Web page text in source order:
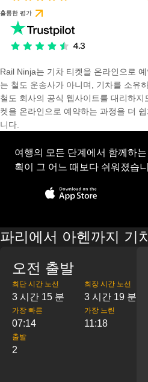
훌륭한 평가
Rail Ninja는 기차 티켓을 온라인으로
는 철도 운송사가 아니며, 기차를 소유
철도 회사의 공식 웹사이트를 대리하
켓을 온라인으로 예약하는 과정을 더
니다.
여행의 모든 단계에서 함께하
획이 그 어느 때보다 쉬워졌습
파리에서 아헨까지 기
오전 출발
최단 시간 노선
3 시간 15 분
최장 시간 노선
3 시간 19 분
가장 빠른
07:14
가장 느린
11:18
출발
2